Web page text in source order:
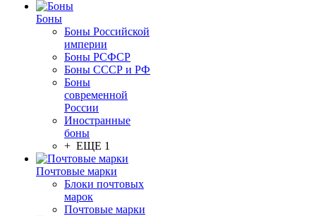
Боны
Боны Российской
империи
Боны РСФСР
Боны СССР и РФ
Боны
современной
России
Иностранные
боны
+ ЕЩЕ 1
Почтовые марки
Блоки почтовых
марок
Почтовые марки